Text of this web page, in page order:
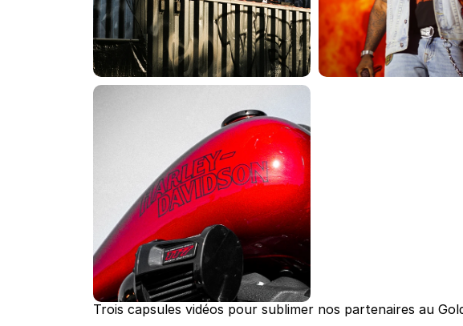
Trois capsules vidéos pour sublimer nos partenaires au